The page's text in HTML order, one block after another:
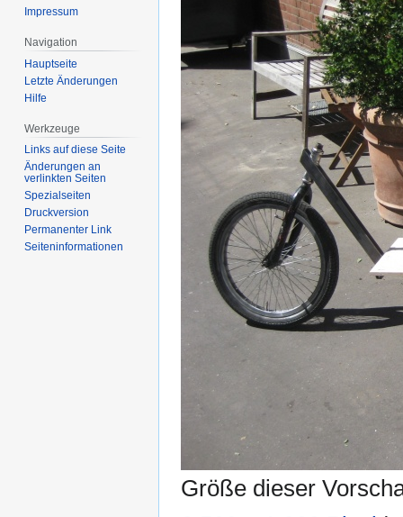
Größe dieser
Impressum
Navigation
Hauptseite
Letzte Änderungen
Hilfe
Werkzeuge
Links auf diese Seite
Änderungen an
verlinkten Seiten
Spezialseiten
Druckversion
Permanenter Link
Seiten­informationen